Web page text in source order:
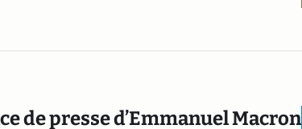
de presse d’Emmanuel Macron